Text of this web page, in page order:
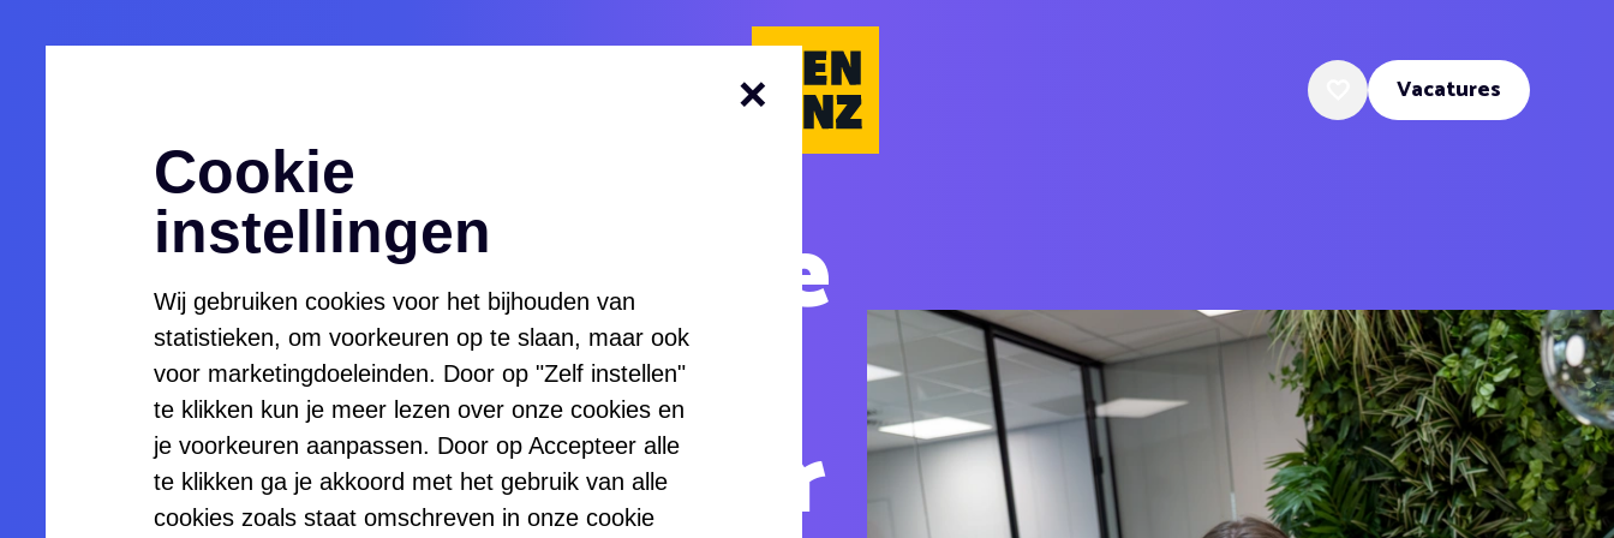
Cookie
instellingen
Wij gebruiken cookies voor het bijhouden van
statistieken, om voorkeuren op te slaan, maar ook
voor marketingdoeleinden. Door op "Zelf instellen"
te klikken kun je meer lezen over onze cookies en
je voorkeuren aanpassen. Door op Accepteer alle
te klikken ga je akkoord met het gebruik van alle
cookies zoals staat omschreven in onze cookie
Favoriete vacatures
Vacatures
Communicatie
adviseur /
Woordvoerder